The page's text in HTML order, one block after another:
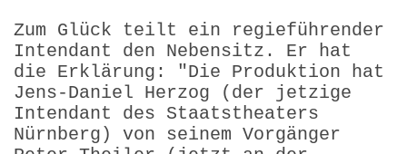
Zum Glück teilt ein regieführender
Intendant den Nebensitz. Er hat
die Erklärung: "Die Produktion hat
Jens-Daniel Herzog (der jetzige
Intendant des Staatstheaters
Nürnberg) von seinem Vorgänger